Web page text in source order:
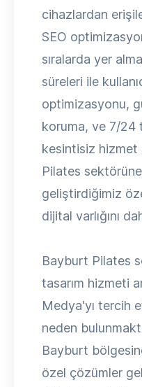
cihazlardan
SEO
sıralarda yer
süreleri ile
optimizasyonu,
koruma, ve 7/24
kesintisiz hizmet
Pilates
geliştirdiğimiz
dijital varlığını
Bayburt Pilates
tasarım hizmeti
Medya'yı tercih
neden
Bayburt
özel çözümler